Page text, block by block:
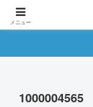
1000004565
メニュー